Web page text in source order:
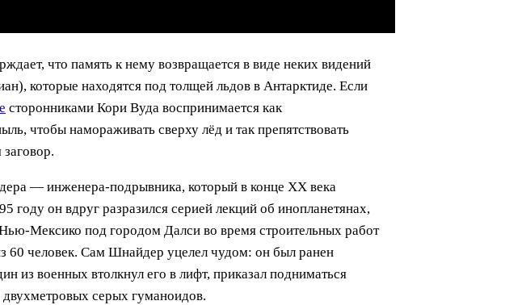
что память к нему возвращается в виде неких видений
которые находятся под толщей льдов в Антарктиде. Если
сторонниками Кори Вуда воспринимается как
чтобы намораживать сверху лёд и так препятствовать
— инженера-подрывника, который в конце XX века
он вдруг разразился серией лекций об инопланетянах,
Мексико под городом Далси во время строительных работ
60 человек. Сам Шнайдер уцелел чудом: он был ранен
из военных втолкнул его в лифт, приказал подниматься
серых гуманоидов.